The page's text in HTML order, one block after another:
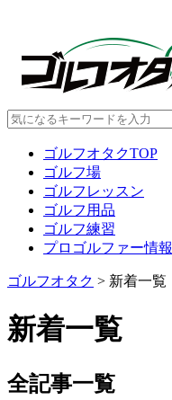
ゴルフオタクTOP
ゴルフ場
ゴルフレッスン
ゴルフ用品
ゴルフ練習
プロゴルファー情報
ゴルフオタク > 新着一覧
新着一覧
全記事一覧